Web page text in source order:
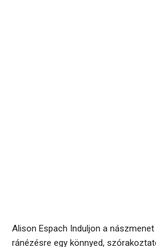
Alison Espach Induljon a
ránézésre egy könnyed,